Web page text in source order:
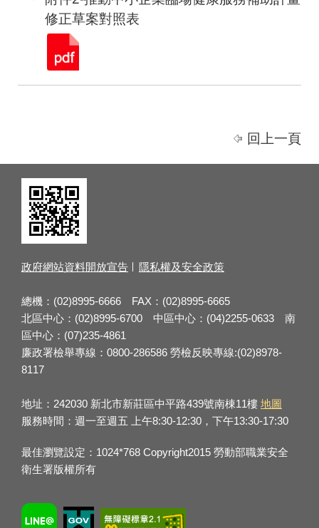
修正草案對照表
回上一頁
政府網站資料開放宣告 隱私權及安全政策
總機：(02)8995-6666 FAX：(02)8995-6665
北區中心：(02)8995-6700 中區中心：(04)2255-0633 南
區中心：(07)235-4861
廉政署檢舉專線：0800-286586 勞檢反映專線:(02)8978-
8117
地址：242030 新北市新莊區中平路439號南棟11樓 地圖
服務時間：週一至週五 上午8:30-12:30，下午13:30-17:30
最佳瀏覽設定：1024*768 Copyright2015 勞動部職業安全
衛生署版權所有